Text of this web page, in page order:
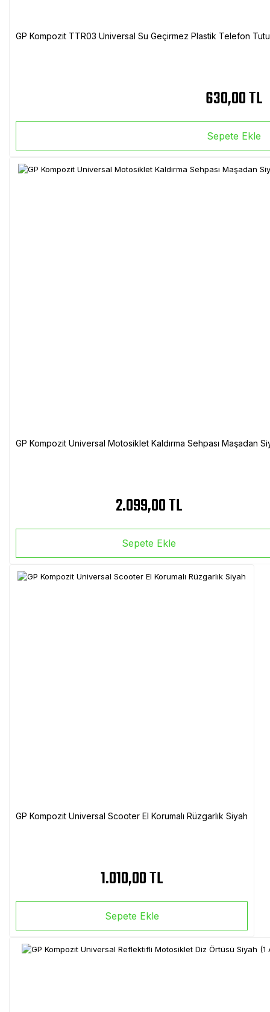
GP Kompozit TTR03 Universal Su Geçirmez Plastik Telefon
630,00 TL
Sepete Ekle
GP Kompozit Universal Motosiklet Kaldırma Sehpası Maşadan
2.099,00 TL
Sepete Ekle
GP Kompozit Universal Scooter El Korumalı Rüzgarlık Siyah
1.010,00 TL
Sepete Ekle